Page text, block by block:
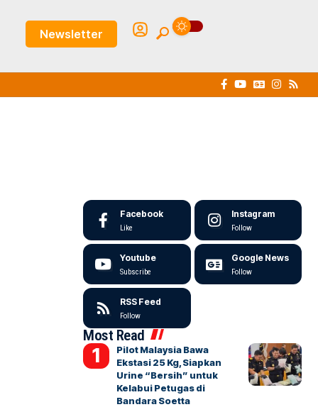
Newsletter
Facebook
Like
Instagram
Follow
Youtube
Subscribe
Google News
Follow
RSS Feed
Follow
Most Read
Pilot Malaysia Bawa
Ekstasi 25 Kg, Siapkan
Urine “Bersih” untuk
Kelabui Petugas di
Bandara Soetta